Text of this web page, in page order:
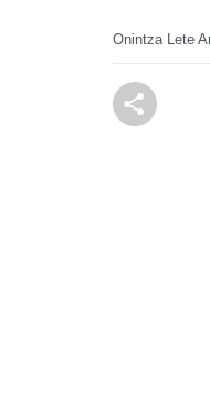
Onintza Lete